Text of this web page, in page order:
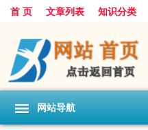
首 页 文章列表 知识分类
网站导航